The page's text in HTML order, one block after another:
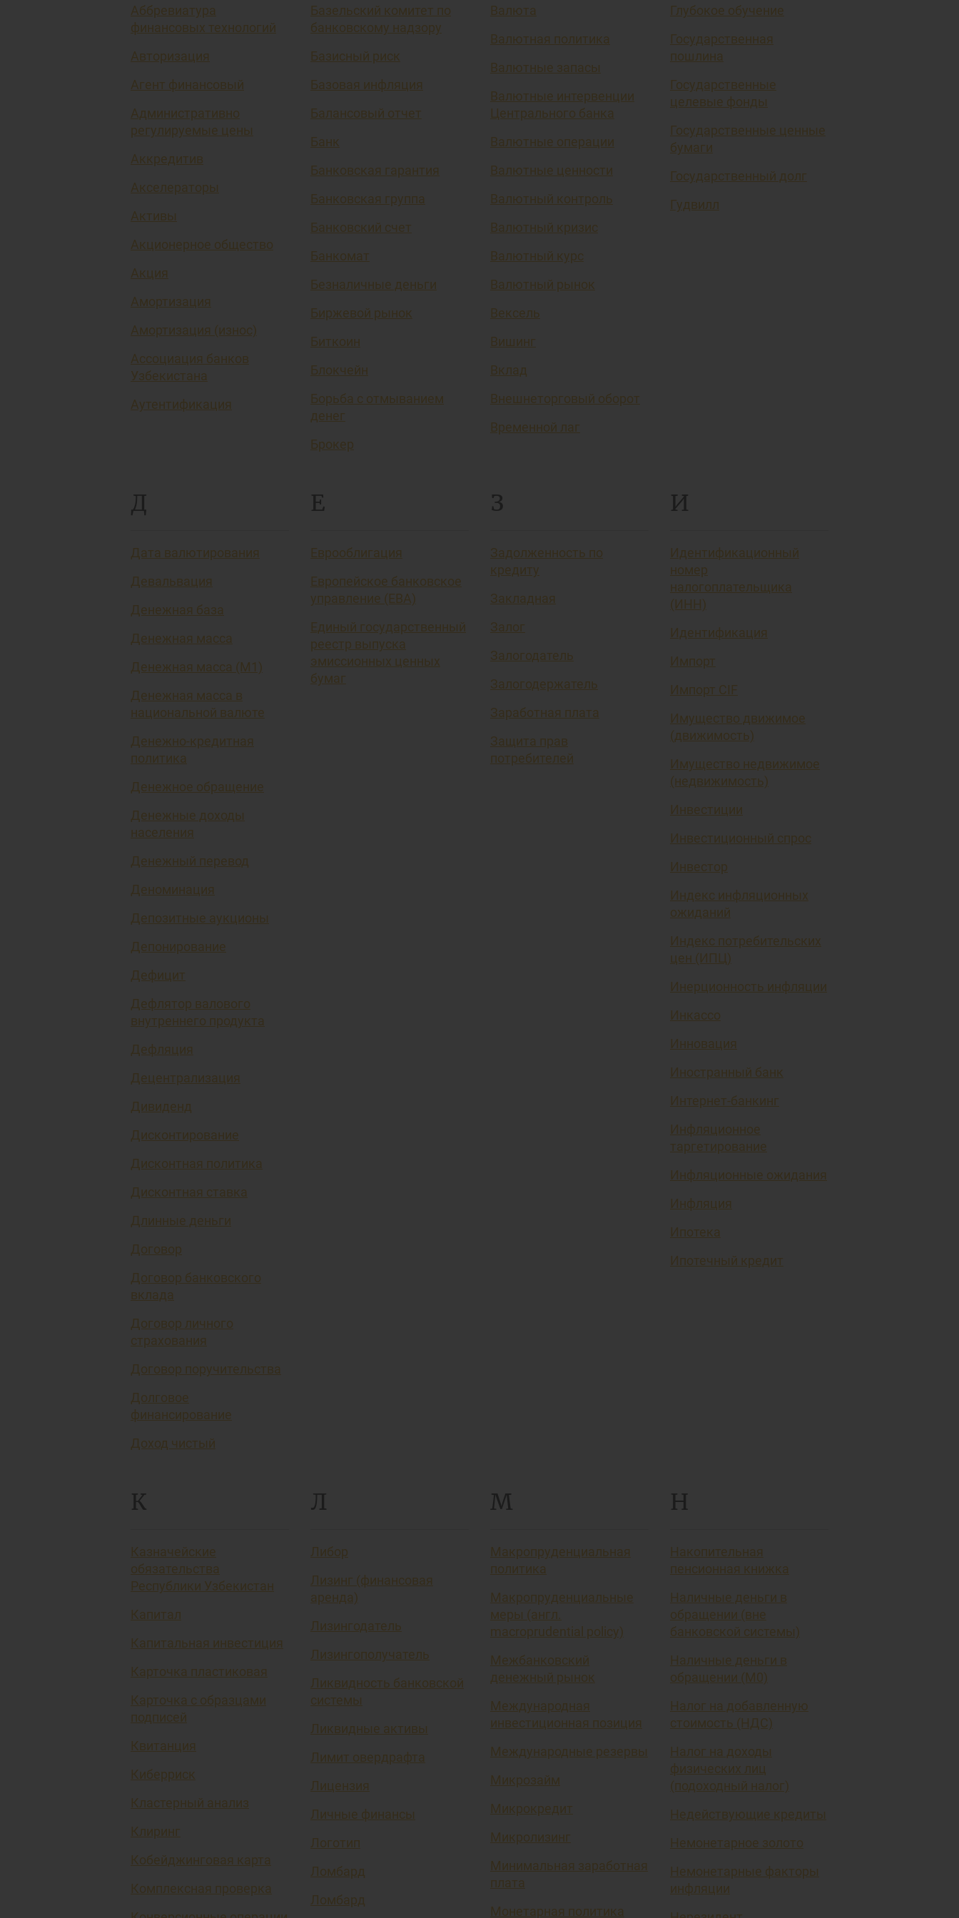
Аббревиатура
финансовых технологий
Авторизация
Агент финансовый
Административно
регулируемые цены
Аккредитив
Акселераторы
Активы
Акционерное общество
Акция
Амортизация
Амортизация (износ)
Ассоциация банков
Узбекистана
Аутентификация
Базельский комитет по
банковскому надзору
Базисный риск
Базовая инфляция
Балансовый отчет
Банк
Банковская гарантия
Банковская группа
Банковский счет
Банкомат
Безналичные деньги
Биржевой рынок
Биткоин
Блокчейн
Борьба с отмыванием
денег
Брокер
Валюта
Валютная политика
Валютные запасы
Валютные интервенции
Центрального банка
Валютные операции
Валютные ценности
Валютный контроль
Валютный кризис
Валютный курс
Валютный рынок
Вексель
Вишинг
Вклад
Внешнеторговый оборот
Временной лаг
Глубокое обучение
Государственная
пошлина
Государственные
целевые фонды
Государственные ценные
бумаги
Государственный долг
Гудвилл
Д
Дата валютирования
Девальвация
Денежная база
Денежная масса
Денежная масса (М1)
Денежная масса в
национальной валюте
Денежно-кредитная
политика
Денежное обращение
Денежные доходы
населения
Денежный перевод
Деноминация
Депозитные аукционы
Депонирование
Дефицит
Дефлятор валового
внутреннего продукта
Дефляция
Децентрализация
Дивиденд
Дисконтирование
Дисконтная политика
Дисконтная ставка
Длинные деньги
Договор
Договор банковского
вклада
Договор личного
страхования
Договор поручительства
Долговое
финансирование
Доход чистый
Е
Еврооблигация
Европейское банковское
управление (EBA)
Единый государственный
реестр выпуска
эмиссионных ценных
бумаг
З
Задолженность по
кредиту
Закладная
Залог
Залогодатель
Залогодержатель
Заработная плата
Защита прав
потребителей
И
Идентификационный
номер
налогоплательщика
(ИНН)
Идентификация
Импорт
Импорт CIF
Имущество движимое
(движимость)
Имущество недвижимое
(недвижимость)
Инвестиции
Инвестиционный спрос
Инвестор
Индекс инфляционных
ожиданий
Индекс потребительских
цен (ИПЦ)
Инерционность инфляции
Инкассо
Инновация
Иностранный банк
Интернет-банкинг
Инфляционное
таргетирование
Инфляционные ожидания
Инфляция
Ипотека
Ипотечный кредит
К
Казначейские
обязательства
Республики Узбекистан
Капитал
Капитальная инвестиция
Карточка пластиковая
Карточка с образцами
подписей
Квитанция
Киберриск
Кластерный анализ
Клиринг
Кобейджинговая карта
Комплексная проверка
Л
Либор
Лизинг (финансовая
аренда)
Лизингодатель
Лизингополучатель
Ликвидность банковской
системы
Ликвидные активы
Лимит овердрафта
Лицензия
Личные финансы
Логотип
Ломбард
Ломбард
М
Макропруденциальная
политика
Макропруденциальные
меры (англ.
macroprudential policy)
Межбанковский
денежный рынок
Международная
инвестиционная позиция
Международные резервы
Микрозайм
Микрокредит
Микролизинг
Минимальная заработная
плата
Монетарная политика
Н
Накопительная
пенсионная книжка
Наличные деньги в
обращении (вне
банковской системы)
Наличные деньги в
обращении (М0)
Налог на добавленную
стоимость (НДС)
Налог на доходы
физических лиц
(подоходный налог)
Недействующие кредиты
Немонетарное золото
Немонетарные факторы
инфляции